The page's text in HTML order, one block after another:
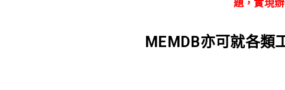
題，實現
MEMDB亦可就各類